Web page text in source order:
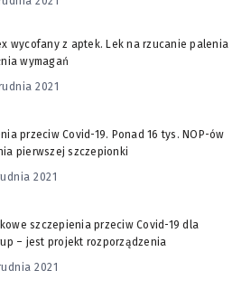
wycofany z aptek. Lek na rzucanie palenia
wymagań
2021
przeciw Covid-19. Ponad 16 tys. NOP-ów
pierwszej szczepionki
2021
szczepienia przeciw Covid-19 dla
– jest projekt rozporządzenia
2021